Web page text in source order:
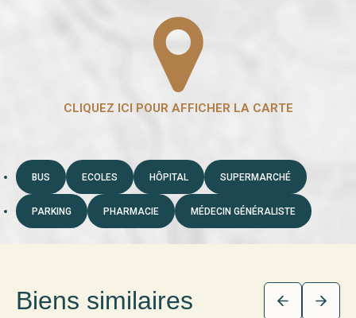
BUS ECOLES HÔPITAL SUPERMARCHÉ
PARKING PHARMACIE MÉDECIN GÉNÉRALISTE
Biens similaires